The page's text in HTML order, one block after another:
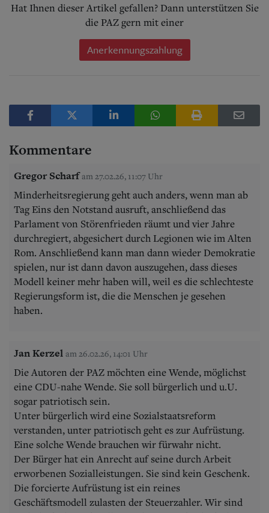
Hat Ihnen dieser Artikel gefallen? Dann unterstützen Sie
die PAZ gern mit einer
Anerkennungszahlung
Kommentare
Gregor Scharf am 27.02.26, 11:07 Uhr
Minderheitsregierung geht auch anders, wenn man ab
Tag Eins den Notstand ausruft, anschließend das
Parlament von Störenfrieden räumt und vier Jahre
durchregiert, abgesichert durch Legionen wie im Alten
Rom. Anschließend kann man dann wieder Demokratie
spielen, nur ist dann davon auszugehen, dass dieses
Modell keiner mehr haben will, weil es die schlechteste
Regierungsform ist, die die Menschen je gesehen
haben.
Jan Kerzel am 26.02.26, 14:01 Uhr
Die Autoren der PAZ möchten eine Wende, möglichst
eine CDU-nahe Wende. Sie soll bürgerlich und u.U.
sogar patriotisch sein.
Unter bürgerlich wird eine Sozialstaatsreform
verstanden, unter patriotisch geht es zur Aufrüstung.
Eine solche Wende brauchen wir fürwahr nicht.
Der Bürger hat ein Anrecht auf seine durch Arbeit
erworbenen Sozialleistungen. Sie sind kein Geschenk.
Die forcierte Aufrüstung ist ein reines
Geschäftsmodell zulasten der Steuerzahler. Wir sind